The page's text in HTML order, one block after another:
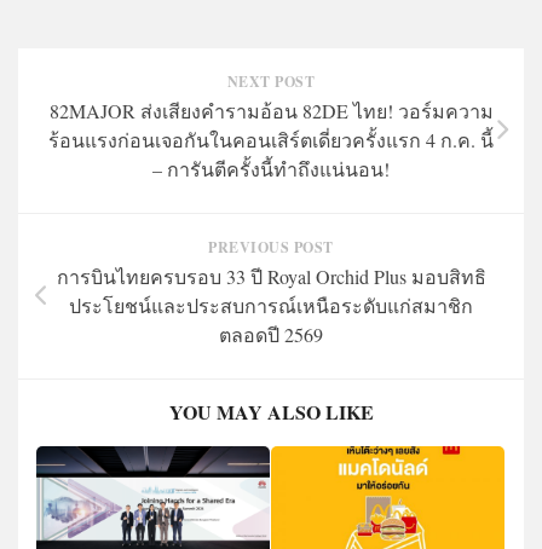
NEXT POST
82MAJOR ส่งเสียงคำรามอ้อน 82DE ไทย! วอร์มความ
ร้อนแรงก่อนเจอกันในคอนเสิร์ตเดี่ยวครั้งแรก 4 ก.ค. นี้
– การันตีครั้งนี้ทำถึงแน่นอน!
PREVIOUS POST
การบินไทยครบรอบ 33 ปี Royal Orchid Plus มอบสิทธิ
ประโยชน์และประสบการณ์เหนือระดับแก่สมาชิก
ตลอดปี 2569
YOU MAY ALSO LIKE